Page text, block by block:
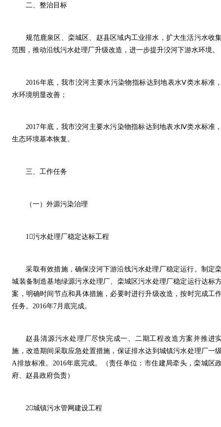
二、整治目标
规范鹿泉区、栾城区、赵县区域内工业排水，扩大生活污水收
范围，推动沿线污水处理厂升级改造，进一步提升洨河下游水环境。
2016年底，我市洨河主要水污染物指标达到地表水Ⅴ类水标准
水环境明显改善；
2017年底，我市洨河主要水污染物指标达到地表水Ⅳ类水标准
生态环境基本恢复。
三、工作任务
（一）外源污染治理
1污水处理厂稳定达标工程
采取有效措施，确保洨河下游沿线污水处理厂稳定运行。制定
城装备制造基地绿源污水处理厂、栾城区污水处理厂稳定运行达标
案，明确时间节点和具体措施，必要时进行升级改造，按时完成工
任务。2016年7月底完成。
赵县清源污水处理厂尽快完成一、二期工程改造方案并推进
施，改造期间采取应急处置措施，保证排水达到城镇污水处理厂一
A排放标准。2016年底完成。（责任单位：市住建局牵头，栾城区
府、赵县政府负责）
2城镇污水管网建设工程